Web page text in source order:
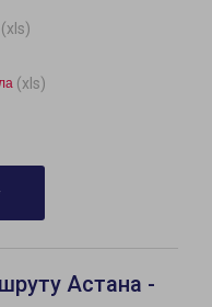
(xls)
(xls)
Астана -